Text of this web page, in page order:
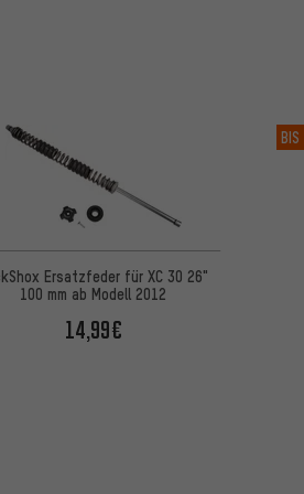
Ersatzfeder für XC 30 26"
100 mm ab Modell 2012
14,99€
BIS